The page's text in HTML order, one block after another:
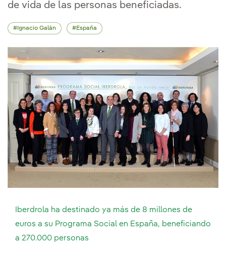
de vida de las personas beneficiadas.
Ignacio Galán España
Iberdrola ha destinado ya más de 8 millones de
euros a su Programa Social en España, beneficiando
a 270.000 personas